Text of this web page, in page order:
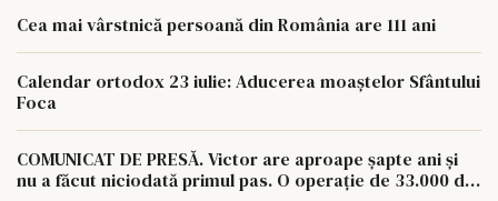
Cea mai vârstnică persoană din România are 111 ani
Calendar ortodox 23 iulie: Aducerea moaștelor Sfântului
Foca
COMUNICAT DE PRESĂ. Victor are aproape șapte ani și
nu a făcut niciodată primul pas. O operație de 33.000 de